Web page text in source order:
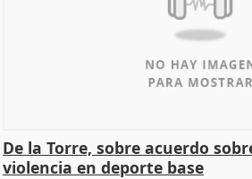
De la Torre, sobre acuerdo
violencia en deporte base